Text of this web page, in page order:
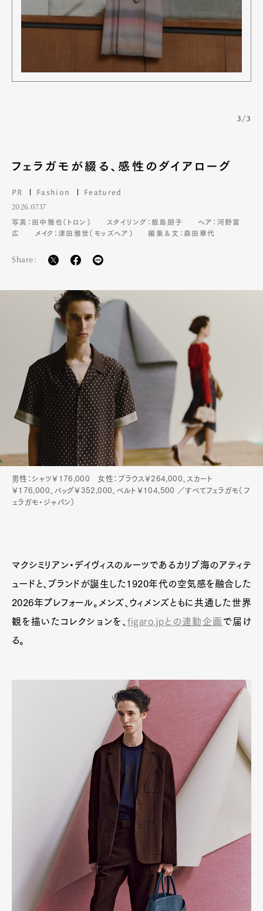
Official Columnist
3/3
フェラガモが綴る、感性のダイアローグ
PR Fashion Featured
2026.07.17
写真：田中雅也（トロン）
スタイリング：飯島朋子
ヘア：河野富
広
メイク：津田雅世（モッズヘア） 編集＆文：森田華代
Share:
男性：シャツ￥176,000 女性：ブラウス￥264,000、スカート
￥176,000、バッグ￥352,000、ベルト￥104,500 ／すべてフェラガモ（フ
ェラガモ・ジャパン）
マクシミリアン・デイヴィスのルーツであるカリブ海のアティテ
ュードと、ブランドが誕生した1920年代の空気感を融合した
2026年プレフォール。メンズ、ウィメンズともに共通した世界
観を描いたコレクションを、figaro.jpとの連動企画 で届け
る。